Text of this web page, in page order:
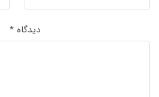
دیدگاه*